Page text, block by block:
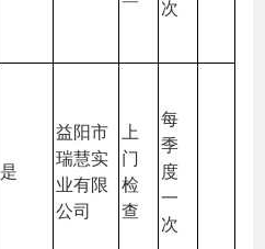
次
是
益阳市
瑞慧实
业有限
公司
上
门
检
查
每
季
度
一
次